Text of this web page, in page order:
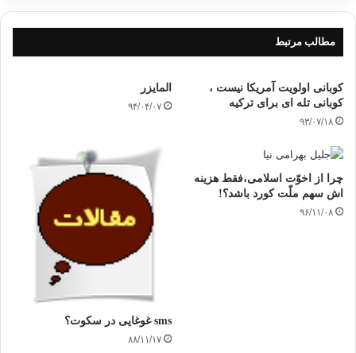
زندگی مثل یک پیانوست ، همان چیزی را می
من رنج آن دلقک دوره گرد را که اقیانوسی از
غرور در دلش موج می زند اما سکه صدقه رهگذر خودخواهی آن را می خشکاند
احساس کرده
ام. /چارلی چاپلین
در زندگی افرادی هستند که مثل قطار شهر بازی
مطالب مرتبط
کوبانی اولویت آمریکا نیست ،
کوبانی تله ای برای ترکیه
۹۳/۰۷/۱۸
المایزر
۹۴/۰۴/۰۷
چرا از اخوّت اسلامی،فقط هزینه
اش سهم ملّت کورد باشد؟!
۹۶/۱۱/۰۸
sms غوغایی در سکوت؟
۸۸/۱۱/۱۷